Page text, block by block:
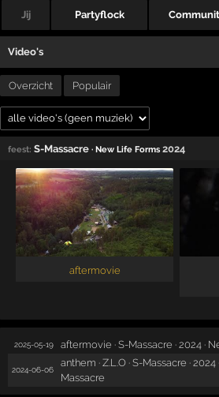
Jij Partyflock
Video's
Overzicht Populair
feest: S-Massacre · New Life Forms 2024
aftermovie
2025-05-19 aftermovie · S-Massacre · 2024 ·
2024-06-06
anthem · Z.L.O · S-Massacre ·
Massacre